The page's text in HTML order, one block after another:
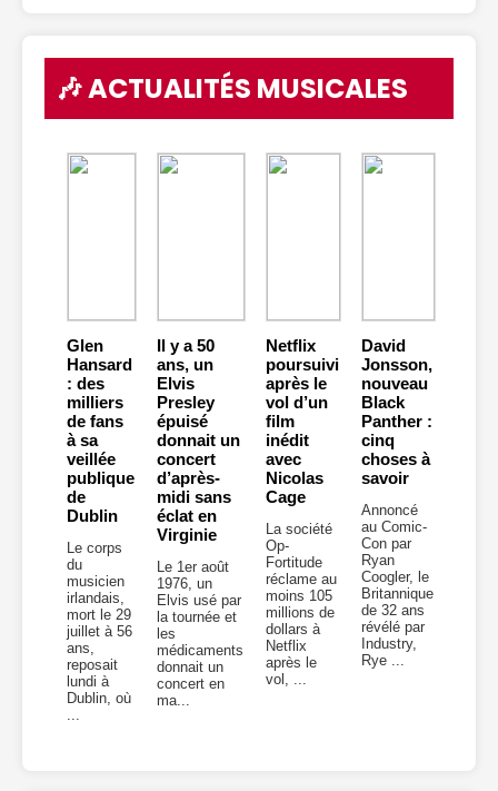
🎶 ACTUALITÉS MUSICALES
Glen
Hansard
: des
milliers
de fans
à sa
veillée
publique
de
Dublin
Le corps
du
musicien
irlandais,
mort le 29
juillet à 56
ans,
reposait
lundi à
Dublin, où
...
Il y a 50
ans, un
Elvis
Presley
épuisé
donnait un
concert
d’après-
midi sans
éclat en
Virginie
Le 1er août
1976, un
Elvis usé par
la tournée et
les
médicaments
donnait un
concert en
ma...
Netflix
poursuivi
après le
vol d’un
film
inédit
avec
Nicolas
Cage
La société
Op-
Fortitude
réclame au
moins 105
millions de
dollars à
Netflix
après le
vol, ...
David
Jonsson,
nouveau
Black
Panther :
cinq
choses à
savoir
Annoncé
au Comic-
Con par
Ryan
Coogler, le
Britannique
de 32 ans
révélé par
Industry,
Rye ...